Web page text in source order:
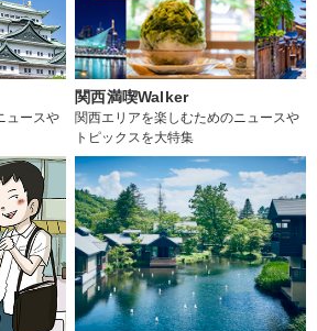
ュースや
関西満喫Walker
関西エリアを楽しむためのニュースや
トピックスを大特集